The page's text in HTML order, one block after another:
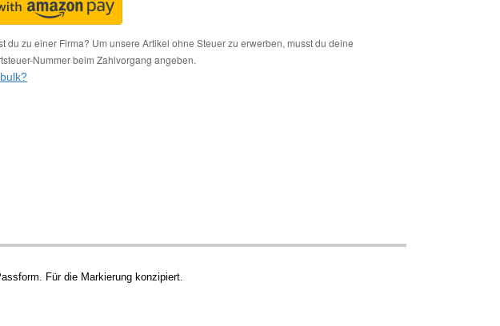
du zu einer Firma? Um unsere Artikel ohne Steuer zu erwerben, musst du deine
Nummer beim Zahlvorgang angeben.
Für die Markierung konzipiert.